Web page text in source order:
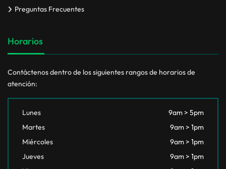
Preguntas Frecuentes
Horarios
Contáctenos dentro de los siguientes rangos de horarios de
atención:
Lunes
9am > 5pm
Martes
9am > 1pm
Miércoles
9am > 1pm
Jueves
9am > 1pm